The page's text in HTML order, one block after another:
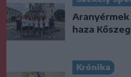
haza
Krónika